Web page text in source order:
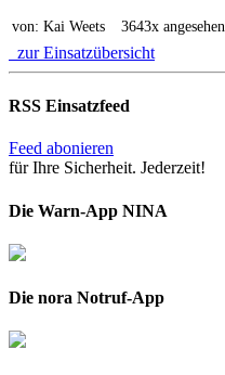
von: Kai Weets 3643x angesehen
zur Einsatzübersicht
RSS Einsatzfeed
Feed abonieren
für Ihre Sicherheit. Jederzeit!
Die Warn-App NINA
Die nora Notruf-App